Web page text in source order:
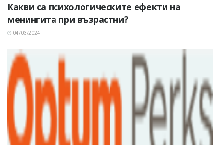
Какви са психологическите ефекти на
менингита при възрастни?
04/03/2024